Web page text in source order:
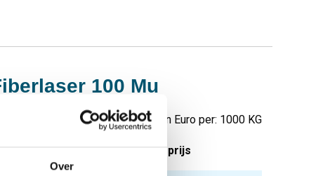
Over
100 Mu
Prijzen in Euro per: 1000 KG
gewicht in kg Bruto prijs